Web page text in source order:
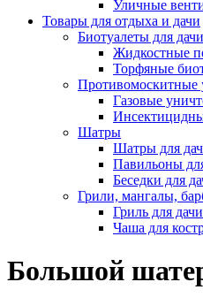
Уличные
Товары для отдыха и дачи
Биотуалеты для дачи
Жидкостные
Торфяные
Противомоскитные
Газовые
Шатры
Шатры для
Павильоны
Беседки для
Грили, мангалы,
Гриль для
Чаша для
Большой